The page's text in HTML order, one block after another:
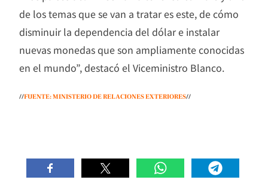
de los temas que se van a tratar es este, de cómo
disminuir la dependencia del dólar e instalar
nuevas monedas que son ampliamente conocidas
en el mundo”, destacó el Viceministro Blanco.
//FUENTE: MINISTERIO DE RELACIONES EXTERIORES//